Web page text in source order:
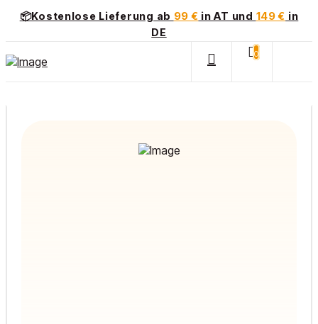
📦Kostenlose Lieferung ab 99 € in AT und 149 € in
DE
0